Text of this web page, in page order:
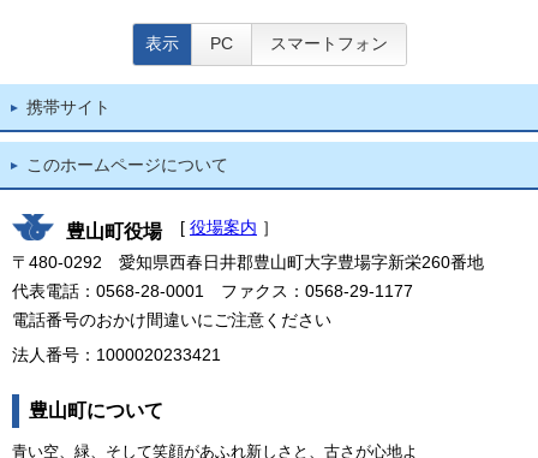
表示 PC スマートフォン
携帯サイト
このホームページについて
豊山町役場 [ 役場案内 ］
〒480-0292 愛知県西春日井郡豊山町大字豊場字新栄260番地
代表電話：0568-28-0001 ファクス：0568-29-1177
電話番号のおかけ間違いにご注意ください
法人番号：1000020233421
豊山町について
青い空、緑、そして笑顔があふれ新しさと、古さが心地よ